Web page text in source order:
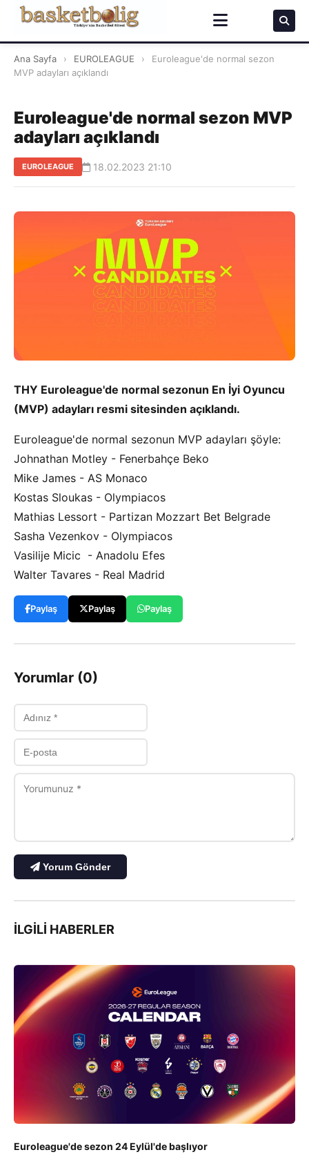
Ana Sayfa › EUROLEAGUE ›
Euroleague'de normal sezon
MVP adayları açıklandı
Euroleague'de normal sezon MVP
adayları açıklandı
EUROLEAGUE 18.02.2023 21:10
THY Euroleague'de normal sezonun En İyi Oyuncu
(MVP) adayları resmi sitesinden açıklandı.
Euroleague'de normal sezonun MVP adayları şöyle:
Johnathan Motley - Fenerbahçe Beko
Mike James - AS Monaco
Kostas Sloukas - Olympiacos
Mathias Lessort - Partizan Mozzart Bet Belgrade
Sasha Vezenkov - Olympiacos
Vasilije Micic - Anadolu Efes
Walter Tavares - Real Madrid
Paylaş Paylaş Paylaş
Yorumlar (0)
Yorum Gönder
İLGILI HABERLER
Euroleague'de sezon 24 Eylül'de başlıyor